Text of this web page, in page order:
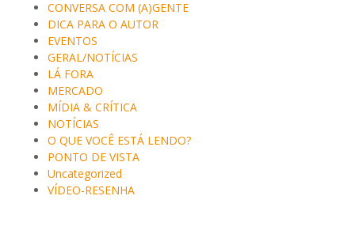
CONVERSA COM (A)GENTE
DICA PARA O AUTOR
EVENTOS
GERAL/NOTÍCIAS
LÁ FORA
MERCADO
MÍDIA & CRÍTICA
NOTÍCIAS
O QUE VOCÊ ESTÁ LENDO?
PONTO DE VISTA
Uncategorized
VÍDEO-RESENHA